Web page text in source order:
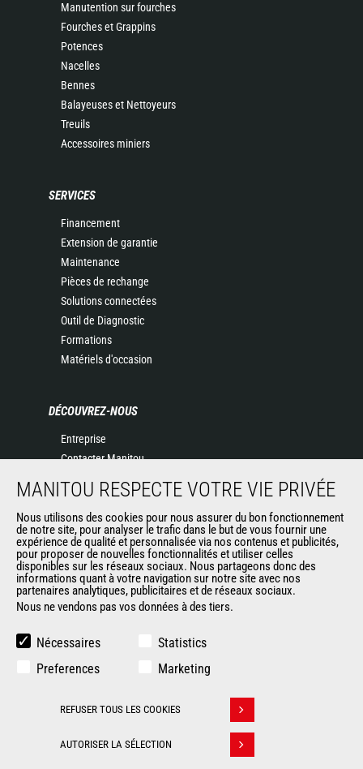
Manutention sur fourches
Fourches et Grappins
Potences
Nacelles
Bennes
Balayeuses et Nettoyeurs
Treuils
Accessoires miniers
SERVICES
Financement
Extension de garantie
Maintenance
Pièces de rechange
Solutions connectées
Outil de Diagnostic
Formations
Matériels d'occasion
DÉCOUVREZ-NOUS
Entreprise
Contacter Manitou
Politique de protection des données
Evénements
Actualités
Historique
AUTRES SITES DU GROUPE
Manitou Group
Used Manitou Machines
Gehl
MANITOU RESPECTE VOTRE VIE PRIVÉE
Nous utilisons des cookies pour nous assurer du bon fonctionnement
de notre site, pour analyser le trafic dans le but de vous fournir une
expérience de qualité et personnalisée via nos contenus et publicités,
pour proposer de nouvelles fonctionnalités et utiliser celles
disponibles sur les réseaux sociaux. Nous partageons donc des
informations quant à votre navigation sur notre site avec nos
partenaires analytiques, publicitaires et de réseaux sociaux.
Nous ne vendons pas vos données à des tiers.
Nécessaires
Statistics
Preferences
Marketing
REFUSER TOUS LES COOKIES
AUTORISER LA SÉLECTION